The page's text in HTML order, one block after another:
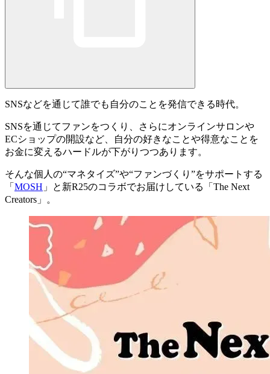
SNSなどを通じて誰でも自分のことを発信できる時代。
SNSを通じてファンをつくり、さらにオンラインサロンや
ECショップの開設など、自分の好きなことや得意なことを
お金に変えるハードルが下がりつつあります。
そんな個人の“マネタイズ”や“ファンづくり”をサポートする
「 MOSH 」と新R25のコラボでお届けしている「 The Next
Creators 」。